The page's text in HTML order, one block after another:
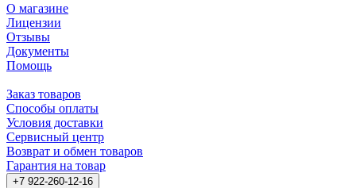
О магазине
Лицензии
Отзывы
Документы
Помощь
Заказ товаров
Способы оплаты
Условия доставки
Сервисный центр
Возврат и обмен товаров
Гарантия на товар
+7 922-260-12-16